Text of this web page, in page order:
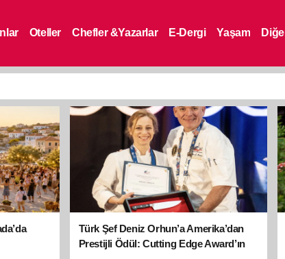
Oteller Chefler &Yazarlar E-Dergi Yaşam
Türk Şef Deniz Orhun’a Amerika’dan
Prestijli Ödül: Cutting Edge Award’ın